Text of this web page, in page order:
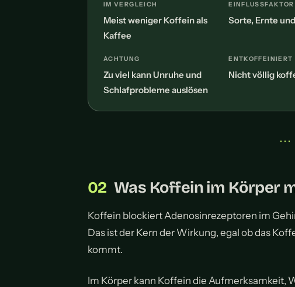
IM VERGLEICH
Meist weniger Koffein als
Kaffee
EINFLUSSFAKTOR
Sorte, Ernte
ACHTUNG
Zu viel kann Unruhe und
Schlafprobleme auslösen
ENTKOFFEINIERT
Nicht völlig
• • •
Was Koffein im Körper
Koffein blockiert Adenosinrezeptoren im
Das ist der Kern der Wirkung, egal ob das
kommt.
Im Körper kann Koffein die Aufmerksamkeit,